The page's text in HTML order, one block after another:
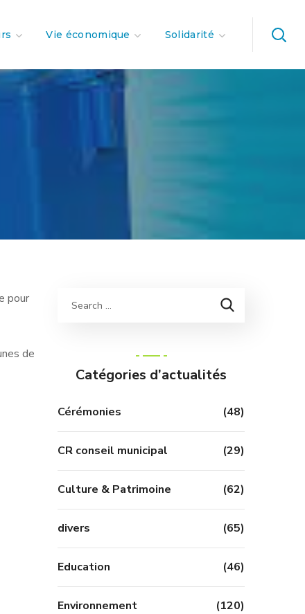
Vie économique Solidarité
pour
de
Catégories d’actualités
Cérémonies (48)
CR conseil municipal (29)
Culture & Patrimoine (62)
divers (65)
Education (46)
Environnement (120)